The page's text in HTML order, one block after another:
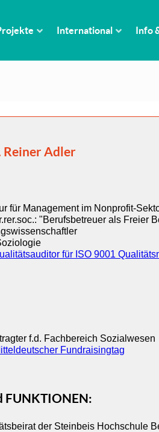
International Info
Reiner Adler
für Management im Nonprofit-
"Berufsbetreuer als Freier
für ISO 9001
f.d. Fachbereich Sozialwesen
Fundraisingtag
FUNKTIONEN:
der Steinbeis Hochschule